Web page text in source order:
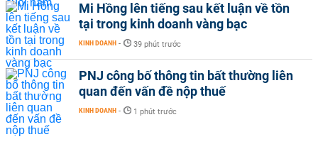
Mi Hồng lên tiếng sau kết luận về tồn
tại trong kinh doanh vàng bạc
KINH DOANH - 39 phút trước
PNJ công bố thông tin bất thường liên
quan đến vấn đề nộp thuế
KINH DOANH - 1 phút trước